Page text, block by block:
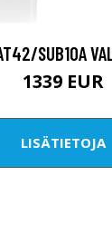
SUB10A
1339 EUR
LISÄTIETOJA